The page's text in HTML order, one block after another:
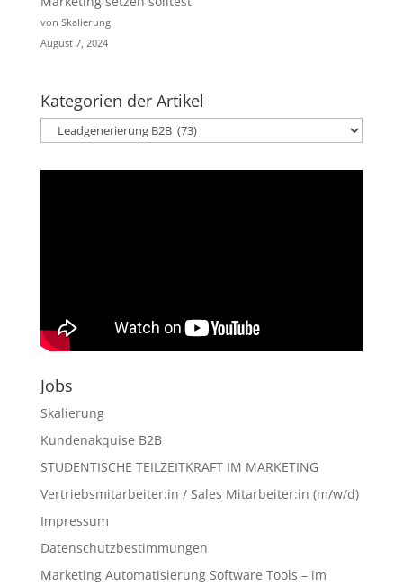
von Skalierung
August 7, 2024
Kategorien der Artikel
Kategorien
der
Artikel
Jobs
Skalierung
Kundenakquise B2B
STUDENTISCHE TEILZEITKRAFT IM MARKETING
Vertriebsmitarbeiter:in / Sales Mitarbeiter:in (m/w/d)
Impressum
Datenschutzbestimmungen
Marketing Automatisierung Software Tools – im